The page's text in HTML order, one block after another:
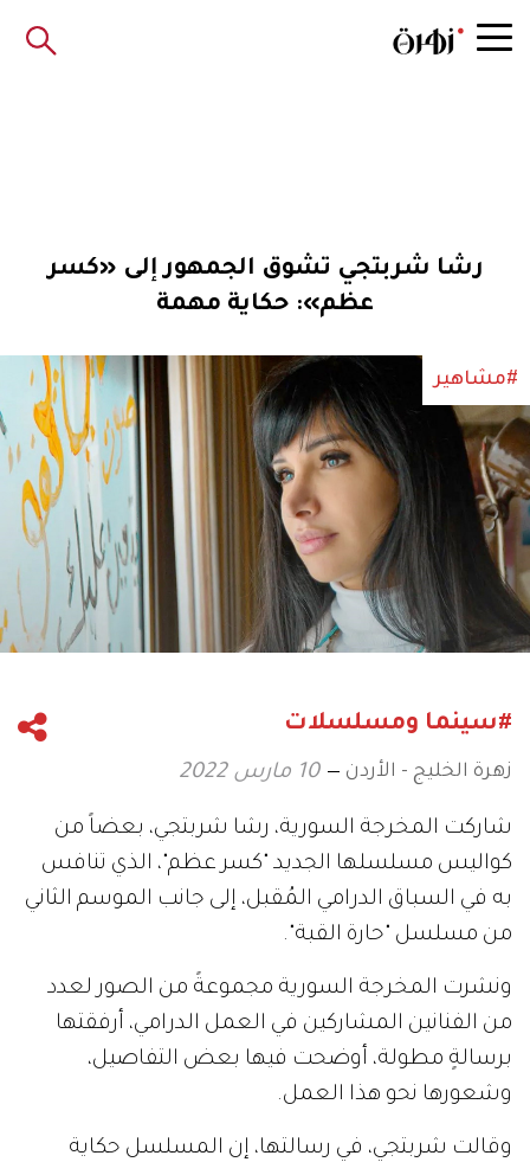
رشا شربتجي تشوق الجمهور إلى «كسر
عظم»: حكاية مهمة
#مشاهير
#سينما ومسلسلات
زهرة الخليج - الأردن 10 مارس 2022
شاركت المخرجة السورية، رشا شربتجي، بعضاً من
كواليس مسلسلها الجديد "كسر عظم"، الذي تنافس
به في السباق الدرامي المُقبل، إلى جانب الموسم الثاني
من مسلسل "حارة القبة".
ونشرت المخرجة السورية مجموعةً من الصور لعدد
من الفنانين المشاركين في العمل الدرامي، أرفقتها
برسالةٍ مطولة، أوضحت فيها بعض التفاصيل،
وشعورها نحو هذا العمل.
وقالت شربتجي، في رسالتها، إن المسلسل حكاية